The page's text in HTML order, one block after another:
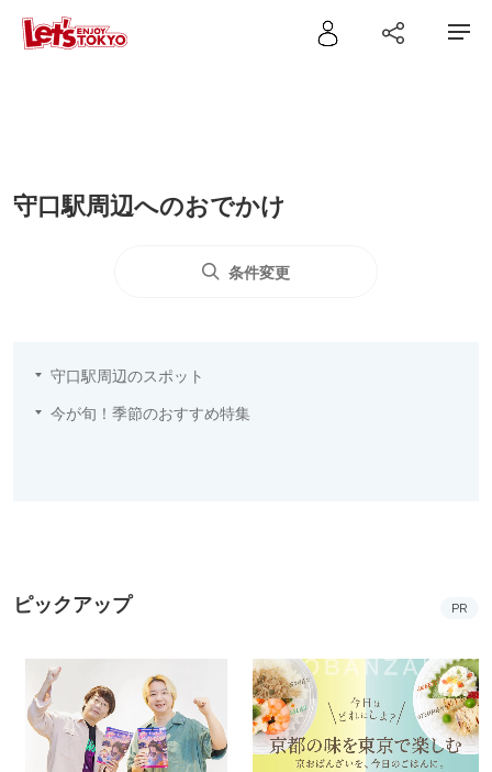
守口駅周辺へのおでかけ
条件変更
守口駅周辺のスポット
今が旬！季節のおすすめ特集
ピックアップ PR